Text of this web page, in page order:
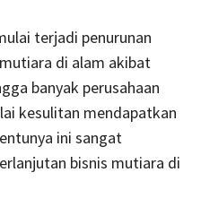
terjadi penurunan
di alam akibat
banyak perusahaan
kesulitan mendapatkan
ini sangat
bisnis mutiara di